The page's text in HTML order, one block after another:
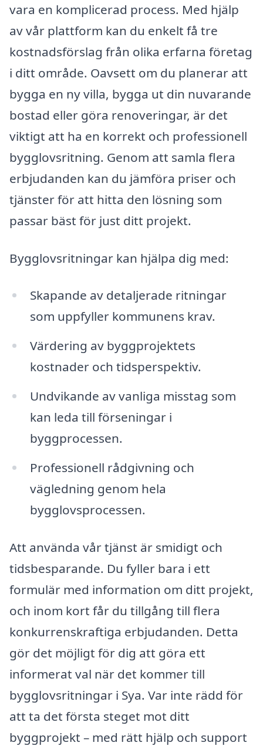
vara en komplicerad process. Med hjälp
av vår plattform kan du enkelt få tre
kostnadsförslag från olika erfarna företag
i ditt område. Oavsett om du planerar att
bygga en ny villa, bygga ut din nuvarande
bostad eller göra renoveringar, är det
viktigt att ha en korrekt och professionell
bygglovsritning. Genom att samla flera
erbjudanden kan du jämföra priser och
tjänster för att hitta den lösning som
passar bäst för just ditt projekt.
Bygglovsritningar kan hjälpa dig med:
Skapande av detaljerade ritningar
som uppfyller kommunens krav.
Värdering av byggprojektets
kostnader och tidsperspektiv.
Undvikande av vanliga misstag som
kan leda till förseningar i
byggprocessen.
Professionell rådgivning och
vägledning genom hela
bygglovsprocessen.
Att använda vår tjänst är smidigt och
tidsbesparande. Du fyller bara i ett
formulär med information om ditt projekt,
och inom kort får du tillgång till flera
konkurrenskraftiga erbjudanden. Detta
gör det möjligt för dig att göra ett
informerat val när det kommer till
bygglovsritningar i Sya. Var inte rädd för
att ta det första steget mot ditt
byggprojekt – med rätt hjälp och support